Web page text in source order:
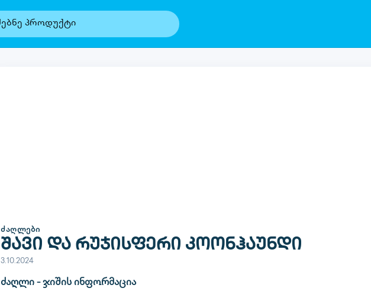
ᲫᲐᲦᲚᲔᲑᲘ
შავი და რუჯისფერი კოონჰაუნდი
3.10.2024
ძაღლი - ჯიშის ინფორმაცია